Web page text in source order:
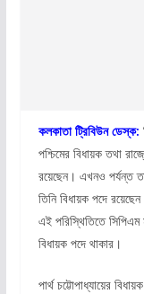
কলকাতা ট্রিবিউন ডেস্ক:
পশ্চিমের বিধায়ক তথা
রয়েছেন। এখনও পর্যন্ত
তিনি বিধায়ক পদে
এই পরিস্থিতিতে সিপিএম
বিধায়ক পদে থাকার।
পার্থ চট্টোপাধ্যায়ের